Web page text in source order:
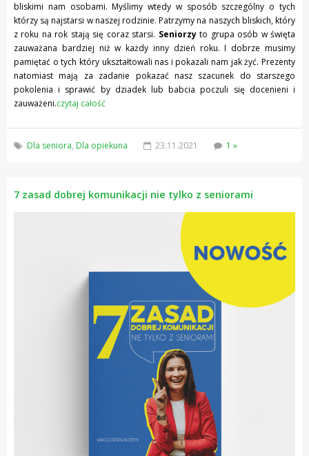
bliskimi nam osobami. Myślimy wtedy w sposób szczególny o tych
którzy są najstarsi w naszej rodzinie. Patrzymy na naszych bliskich, który
z roku na rok stają się coraz starsi. Seniorzyto grupa osób w święta
zauważana bardziej niż w każdy inny dzień roku. I dobrze musimy
pamiętać o tych który ukształtowali nas i pokazali nam jak żyć. Prezenty
natomiast mają za zadanie pokazać nasz szacunek do starszego
pokolenia i sprawić by dziadek lub babcia poczuli się docenieni i
zauważeni.czytaj całość
Dla seniora, Dla opiekuna 23.11.2021 1 »
7 zasad dobrej komunikacji nie tylko z seniorami